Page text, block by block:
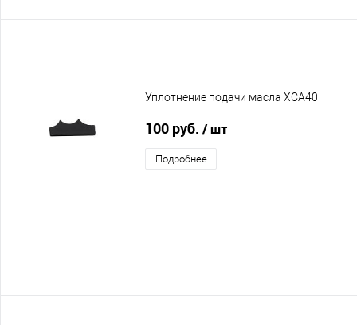
Уплотнение подачи масла XCA40
100 руб. / шт
Подробнее